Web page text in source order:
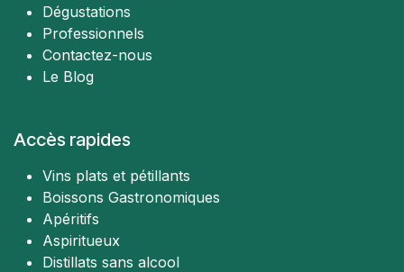
Dégustations
Professionnels
Contactez-nous
Le Blog
Accès rapides
Vins plats et pétillants
Boissons Gastronomiques
Apéritifs
Aspiritueux
Distillats sans alcool